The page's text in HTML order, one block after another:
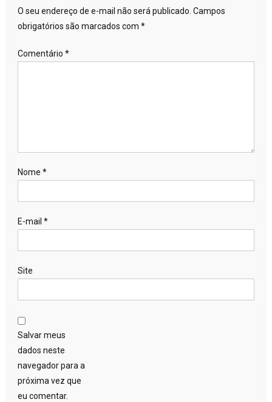
O seu endereço de e-mail não será publicado. Campos
obrigatórios são marcados com *
Comentário *
Nome *
E-mail *
Site
Salvar meus
dados neste
navegador para a
próxima vez que
eu comentar.